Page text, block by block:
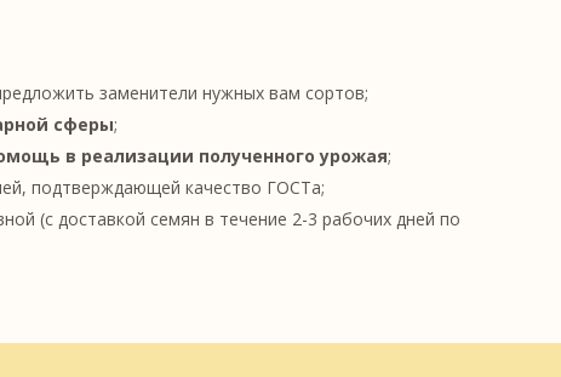
заменители нужных вам сортов;
сферы;
в реализации полученного урожая;
подтверждающей качество ГОСТа;
(с доставкой семян в течение 2-3 рабочих дней по